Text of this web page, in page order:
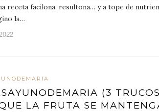
receta facilona, resultona… y a tope de
la…
(3 TRUCOS
LA FRUTA SE